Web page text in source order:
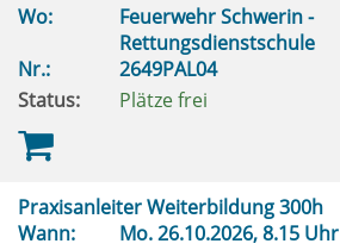
Wo:
Feuerwehr Schwerin -
Rettungsdienstschule
Nr.:
2649PAL04
Status:
Plätze frei
Praxisanleiter Weiterbildung 300h
Wann:
Mo.26.10.2026, 8.15 Uhr